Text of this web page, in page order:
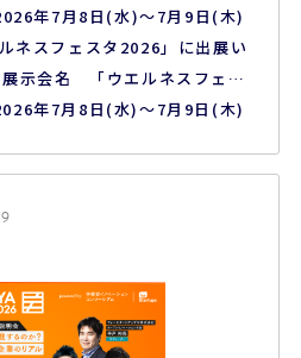
年7月8日(水)～7月9日(木)
ネスフェスタ2026」に出展い
示会名 「ウエルネスフェス
7月8日(水)～7月9日(木)
ただけません、予めご了承く